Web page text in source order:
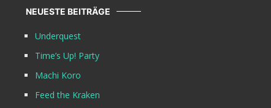
NEUESTE BEITRÄGE
Underquest
Time’s Up! Party
Machi Koro
Feed the Kraken